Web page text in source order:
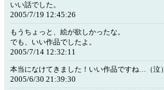
いい話でした。
2005/7/19 12:45:26
もうちょっと、絵が欲しかったな。
でも、いい作品でしたよ。
2005/7/14 12:32:11
本当になけてきました！いい作品ですね…（泣）
2005/6/30 21:39:30